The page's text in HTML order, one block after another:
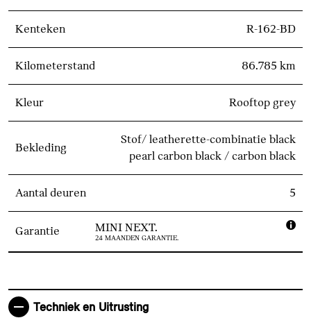
Kenteken R-162-BD
Kilometerstand 86.785 km
Kleur Rooftop grey
Bekleding
Stof/ leatherette-combinatie black
pearl carbon black / carbon black
Aantal deuren 5
Garantie MINI NEXT.
24 MAANDEN GARANTIE.
Techniek en Uitrusting